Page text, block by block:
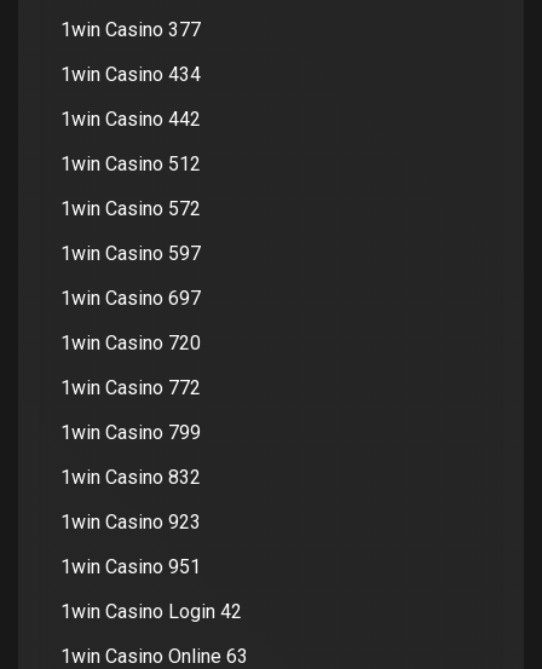
1win Casino 377
1win Casino 434
1win Casino 442
1win Casino 512
1win Casino 572
1win Casino 597
1win Casino 697
1win Casino 720
1win Casino 772
1win Casino 799
1win Casino 832
1win Casino 923
1win Casino 951
1win Casino Login 42
1win Casino Online 63